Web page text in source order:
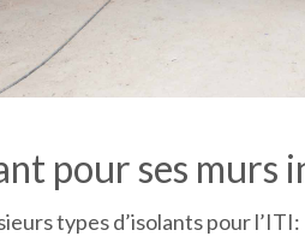
pour ses murs
types d’isolants pour l’ITI: